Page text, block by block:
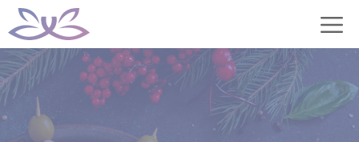
Přeskočit
na
obsah